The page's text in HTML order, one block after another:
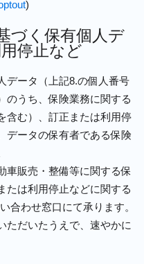
)
づく保有個人デ
停止など
ータ（上記8.の個人番号
のうち、保険業務に関する
含む）、訂正または利用停
データの保有者である保険
販売・整備等に関する保
たは利用停止などに関する
合わせ窓口にて承ります。
ただいたうえで、速やかに